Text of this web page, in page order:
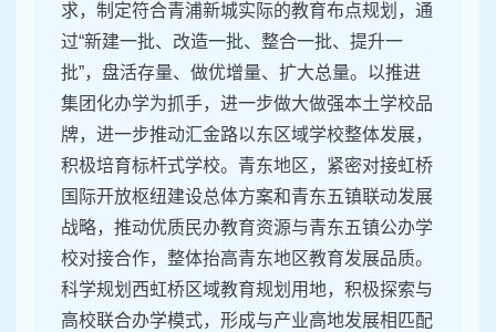
求，制定符合青浦新城实际的教育布点规划，通
过“新建一批、改造一批、整合一批、提升一
批”，盘活存量、做优增量、扩大总量。以推进
集团化办学为抓手，进一步做大做强本土学校品
牌，进一步推动汇金路以东区域学校整体发展，
积极培育标杆式学校。青东地区，紧密对接虹桥
国际开放枢纽建设总体方案和青东五镇联动发展
战略，推动优质民办教育资源与青东五镇公办学
校对接合作，整体抬高青东地区教育发展品质。
科学规划西虹桥区域教育规划用地，积极探索与
高校联合办学模式，形成与产业高地发展相匹配